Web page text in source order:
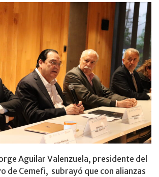
Aguilar Valenzuela, presidente del
de Cemefi, subrayó que con alianzas